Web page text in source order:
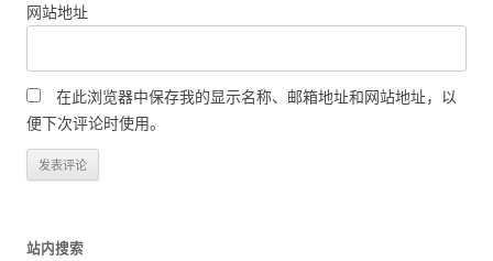
网站地址
在此浏览器中保存我的显示名称、邮箱地址和网站地址，以
便下次评论时使用。
站内搜索